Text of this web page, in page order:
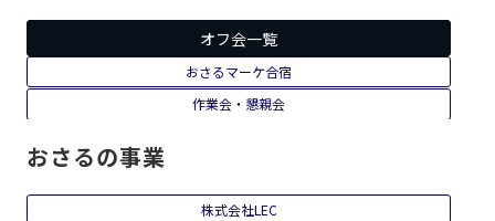
オフ会一覧
おさるマーケ合宿
作業会・懇親会
おさるの事業
株式会社LEC